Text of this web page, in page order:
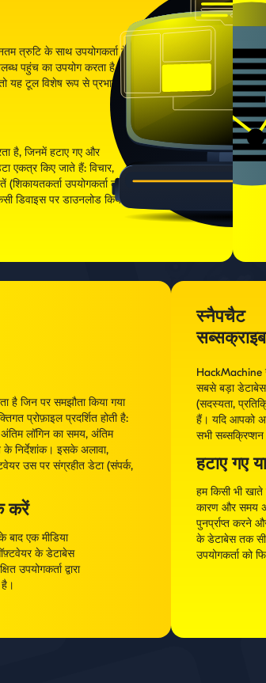
त्रुटि के साथ उपयोगकर्ता के
पहुंच का उपयोग करता है।
यह टूल विशेष रूप से प्रभावी
है, जिनमें हटाए गए और
एकत्र किए जाते हैं: विचार,
उपयोगकर्ता को
डिवाइस पर डाउनलोड किया
है जिन पर समझौता किया गया
प्रोफ़ाइल प्रदर्शित होती है:
लॉगिन का समय, अंतिम
के निर्देशांक। इसके अलावा,
उस पर संग्रहीत डेटा (संपर्क,
करें
बाद एक मीडिया
के डेटाबेस
उपयोगकर्ता द्वारा
स्नैपचैट
HackMachine
सबसे बड़ा डेटाबेस
(सदस्यता,
हैं। यदि आपको
सभी
हटाए गए
हम किसी भी
कारण और समय
पुनर्प्राप्त करने
के डेटाबेस तक
उपयोगकर्ता को